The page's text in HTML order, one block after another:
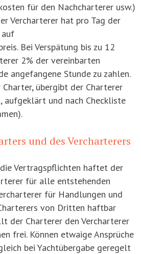
für den Nachcharterer usw.)
Vercharterer hat pro Tag der
auf
Bei Verspätung bis zu 12
2% der vereinbarten
angefangene Stunde zu zahlen.
übergibt der Charterer
aufgeklärt und nach Checkliste
und des Vercharterers
Vertragspflichten haftet der
für alle entstehenden
für Handlungen und
von Dritten haftbar
der Charterer den Vercharterer
frei. Können etwaige Ansprüche
bei Yachtübergabe geregelt